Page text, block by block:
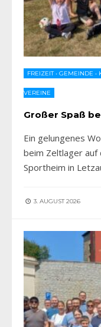
FREIZEIT• GEMEINDE •
VEREINE
Großer Spaß
Ein gelungenes
beim Zeltlager auf
Sportheim in
3. AUGUST 2026